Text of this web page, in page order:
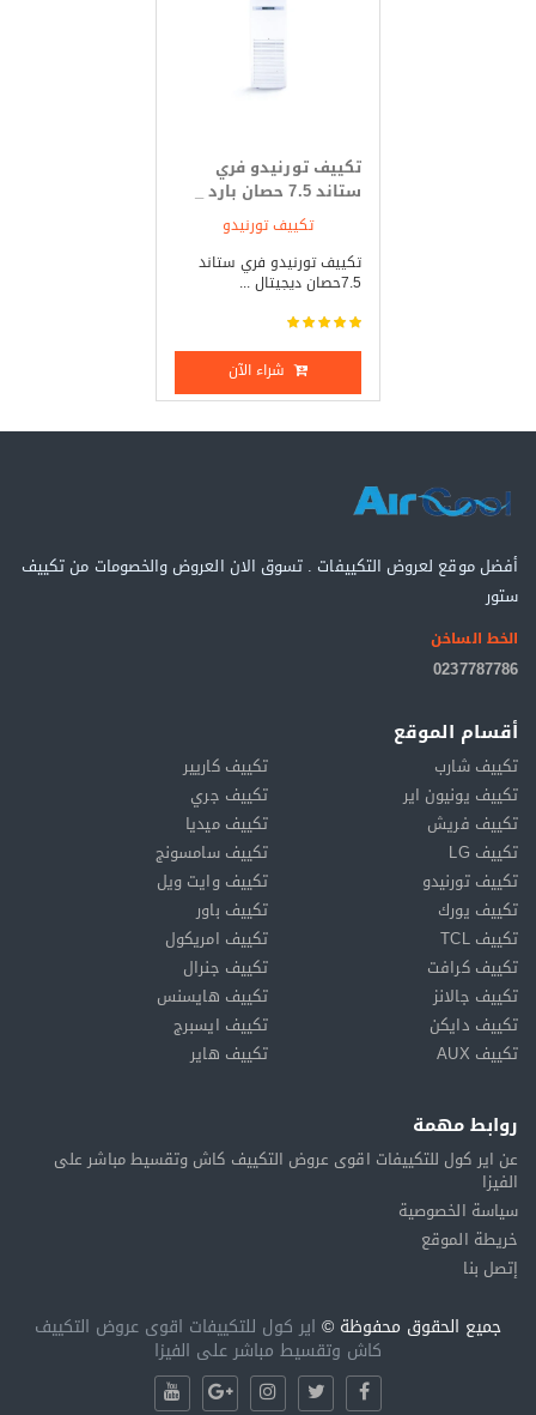
تكييف تورنيدو فري
ستاند 7.5 حصان بارد _
تكييف تورنيدو
تكييف تورنيدو فري ستاند
7.5حصان ديجيتال ...
شراء الآن
أفضل موقع لعروض التكييفات . تسوق الان العروض والخصومات من تكييف
ستور
الخط الساخن
0237787786
أقسام الموقع
تكييف شارب
تكييف كاريير
تكييف يونيون اير
تكييف جري
تكييف فريش
تكييف ميديا
تكييف LG
تكييف سامسونج
تكييف تورنيدو
تكييف وايت ويل
تكييف يورك
تكييف باور
تكييف TCL
تكييف امريكول
تكييف كرافت
تكييف جنرال
تكييف جالانز
تكييف هايسنس
تكييف دايكن
تكييف ايسبرج
تكييف AUX
تكييف هاير
روابط مهمة
عن اير كول للتكييفات اقوى عروض التكييف كاش وتقسيط مباشر على
الفيزا
سياسة الخصوصية
خريطة الموقع
إتصل بنا
جميع الحقوق محفوظة © اير كول للتكييفات اقوى عروض التكييف
كاش وتقسيط مباشر على الفيزا